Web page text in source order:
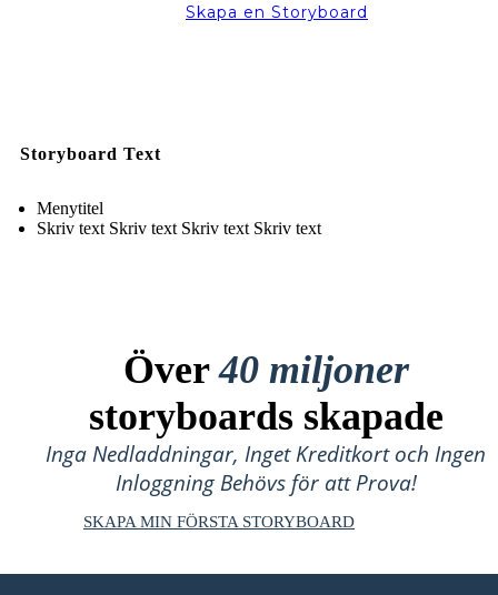
Skapa en Storyboard
Storyboard Text
Menytitel
Skriv text Skriv text Skriv text Skriv text
Över40 miljoner
storyboards skapade
Inga Nedladdningar, Inget Kreditkort och Ingen
Inloggning Behövs för att Prova!
SKAPA MIN FÖRSTA STORYBOARD